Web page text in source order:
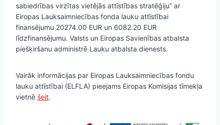
sabiedrības virzītas vietējās attīstības stratēģiju” ar
Eiropas Lauksaimniecības fonda lauku attīstībai
finansējumu 20274.00 EUR un 6082.20 EUR
līdzfinansējumu. Valsts un Eiropas Savienības atbalsta
piešķiršanu administrē Lauku atbalsta dienests.
Vairāk informācijas par Eiropas Lauksaimniecības fondu
lauku attīstībai (ELFLA) pieejams Eiropas Komisijas tīmekļa
vietnē šeit.